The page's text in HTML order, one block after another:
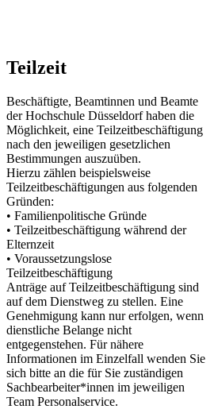
Teilzeit
Beschäftigte, Beamtinnen und Beamte
der Hochschule Düsseldorf haben die
Möglichkeit, eine Teilzeitbeschäftigung
nach den jeweiligen gesetzlichen
Bestimmungen auszuüben.
Hierzu zählen beispielsweise
Teilzeitbeschäftigungen aus folgenden
Gründen:
• Familienpolitische Gründe
• Teilzeitbeschäftigung während der
Elternzeit
• Voraussetzungslose
Teilzeitbeschäftigung
Anträge auf Teilzeitbeschäftigung sind
auf dem Dienstweg zu stellen. Eine
Genehmigung kann nur erfolgen, wenn
dienstliche Belange nicht
entgegenstehen. Für nähere
Informationen im Einzelfall wenden Sie
sich bitte an die für Sie zuständigen
Sachbearbeiter*innen im jeweiligen
Team Personalservice.